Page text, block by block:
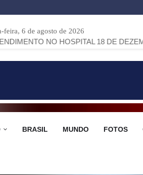
feira, 6 de agosto de 2026
HOSPITAL 18 DE DEZEMBRO,
BRASIL MUNDO FOTOS